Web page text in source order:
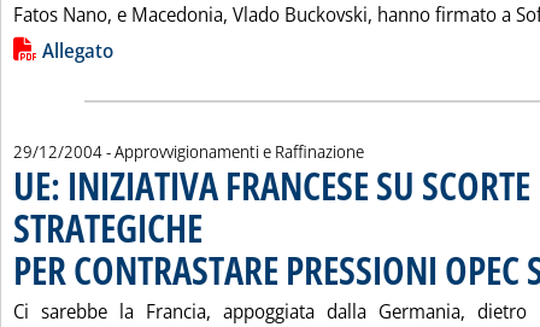
Fatos Nano, e Macedonia, Vlado Buckovski, hanno firmato a
Lista allegati PDF alla notizia
Allegato
29/12/2004- Approvvigionamenti e Raffinazione
UE: INIZIATIVA FRANCESE SU SCORTE
STRATEGICHE
PER CONTRASTARE PRESSIONI OPEC
Ci sarebbe la Francia, appoggiata dalla Germania, dietro